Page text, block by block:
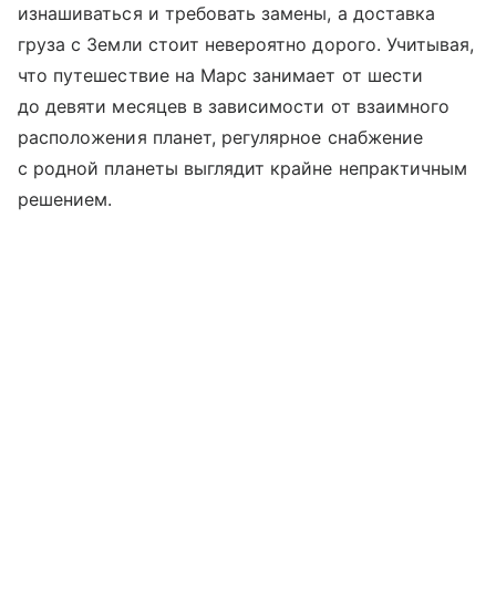
изнашиваться и требовать замены, а доставка
груза с Земли стоит невероятно дорого. Учитывая,
что путешествие на Марс занимает от шести
до девяти месяцев в зависимости от взаимного
расположения планет, регулярное снабжение
с родной планеты выглядит крайне непрактичным
решением.